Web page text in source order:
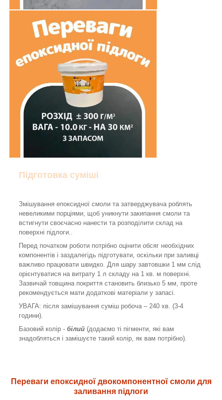
Підготовка суміші
Змішування епоксидної смоли та затверджувача роблять
невеликими порціями, щоб уникнути закипання смоли та
встигнути своєчасно нанести та розподілити склад на
поверхні підлоги..
Перед початком роботи потрібно оцінити обсяг необхідних
компонентів і заздалегідь підготувати, оскільки при заливці
важливо працювати швидко. Для шару завтовшки 1 мм слід
орієнтуватися на витрату 1 л складу на 1 кв. м поверхні.
Зазвичай товщина покриття становить близько 5 мм, проте
рекомендується мати додаткові матеріали у запасі.
УВАГА: після замішування суміш робоча – 240 хв. (3-4
години).
Базовий колір - білий (додаємо ті пігменти, які вам
знадобляться і замішуєте такий колір, як вам потрібно).
Переваги епоксидної двокомпонентної смоли для
заливання підлоги